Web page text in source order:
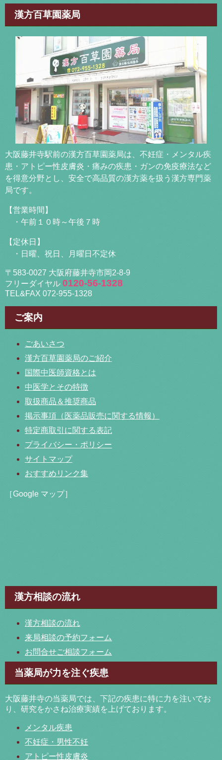
漢方百草園薬局
大阪藤井寺駅前の漢方百草園薬局は、不妊症・メンタル疾
患・アトピー性皮膚炎・痛みの疾患・ガンの免疫療法など
を得意分野とし、安全で高品質の漢方薬を扱う漢方専門薬
局です。
【営業時間】
・午前１０時～午後７時
【定休日】
・日曜、祝日、月曜日不定休
〒583-0027 大阪府藤井寺市岡2-8-9
フリーダイヤル 0120-56-1328
TEL&FAX 072-955-1328
ご案内
ごあいさつ
漢方百草園薬局のご紹介
国際中医師資格とは
中医学とその特徴
取扱商品＆推奨商品
掲示事項（医薬品販売に関する情報）
特定商取引に関する表記
プライバシー・ポリシー
サイトマップ
おすすめリンク集
［Google マップ］
漢方相談の流れ
漢方相談の流れ
来局相談の予約フォーム
お問合せご相談フォーム
当薬局が力を注ぐ疾患
大阪藤井寺の当薬局では、下記の疾患に特に力を注いでお
り、研究をかさね治療実績を上げております。
メンタル疾患
不妊症・男性不妊
アトピー性皮膚炎